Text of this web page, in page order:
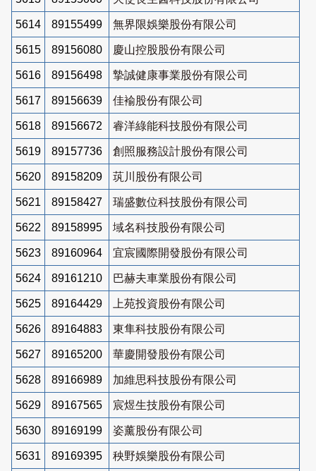
5614 89155499 無界限娛樂股份有限公司
5615 89156080 慶山控股股份有限公司
5616 89156498 摯誠健康事業股份有限公司
5617 89156639 佳褕股份有限公司
5618 89156672 睿洋綠能科技股份有限公司
5619 89157736 創照服務設計股份有限公司
5620 89158209 茿川股份有限公司
5621 89158427 瑞盛數位科技股份有限公司
5622 89158995 域名科技股份有限公司
5623 89160964 宜宸國際開發股份有限公司
5624 89161210 巴赫夫車業股份有限公司
5625 89164429 上苑投資股份有限公司
5626 89164883 東隼科技股份有限公司
5627 89165200 華慶開發股份有限公司
5628 89166989 加維思科技股份有限公司
5629 89167565 宸煜生技股份有限公司
5630 89169199 姿薰股份有限公司
5631 89169395 秧野娛樂股份有限公司